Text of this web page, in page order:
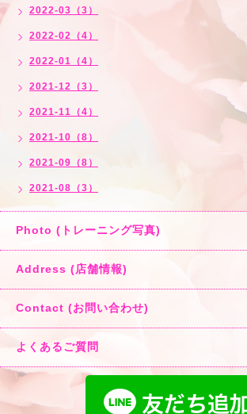
2022-03（3）
2022-02（4）
2022-01（4）
2021-12（3）
2021-11（4）
2021-10（8）
2021-09（8）
2021-08（3）
Photo (トレーニング写真)
Address (店舗情報)
Contact (お問い合わせ)
よくあるご質問